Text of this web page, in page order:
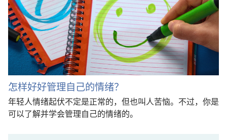
怎样好好管理自己的情绪？
年轻人情绪起伏不定是正常的，但也叫人苦恼。不过，你是
可以了解并学会管理自己的情绪的。